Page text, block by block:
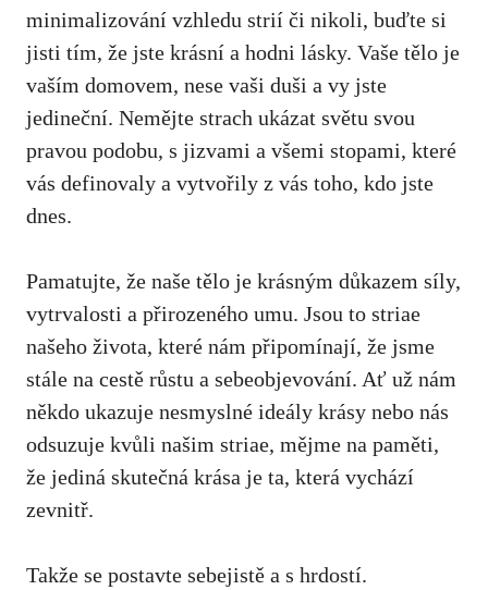
minimalizování vzhledu strií či ⁤nikoli, buďte si
jisti tím, že jste krásní a ​hodni lásky. Vaše⁢ tělo je
vaším domovem, nese vaši duši a vy ⁢jste
jedineční.‌ Nemějte strach ukázat světu svou
pravou podobu, s jizvami a všemi stopami, které
vás definovaly a vytvořily z vás toho, kdo jste
dnes.
Pamatujte, že ‌naše tělo je krásným důkazem‌ síly,
vytrvalosti a přirozeného umu. ​Jsou to striae
našeho života, které nám připomínají, že⁤ jsme
stále na cestě růstu a sebeobjevování. Ať už nám
někdo ukazuje nesmyslné ideály krásy‌ nebo ⁣nás
odsuzuje kvůli našim striae, mějme na paměti,
že‍ jediná skutečná krása je ta, která vychází
zevnitř.
Takže ⁤se postavte⁣ sebejistě a s hrdostí.